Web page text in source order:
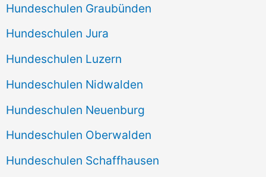
Hundeschulen Graubünden
Hundeschulen Jura
Hundeschulen Luzern
Hundeschulen Nidwalden
Hundeschulen Neuenburg
Hundeschulen Oberwalden
Hundeschulen Schaffhausen